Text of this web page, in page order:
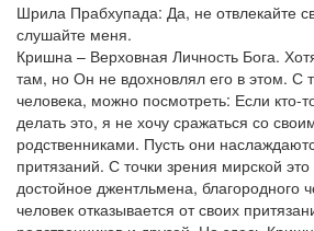
Шрила Прабхупада: Да, не отвлекайте
слушайте меня.
Кришна – Верховная Личность Бога.
там, но Он не вдохновлял его в этом. С
человека, можно посмотреть: Если кто-
делать это, я не хочу сражаться со
родственниками. Пусть они
притязаний. С точки зрения мирской
достойное джентльмена, благородного
человек отказывается от своих